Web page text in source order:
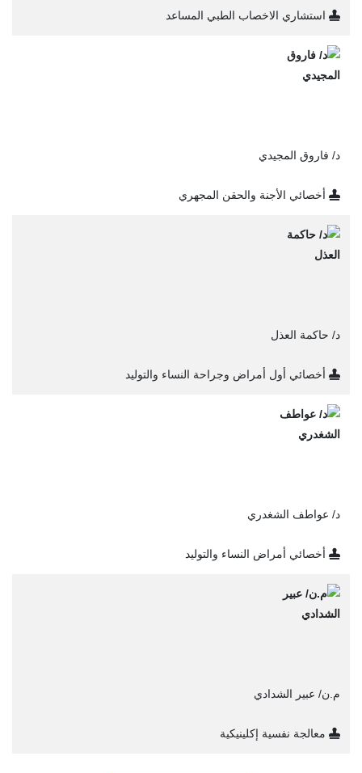
استشاري الاخصاب الطبي المساعد
د/ فاروق المجيدي
أخصائي الأجنة والحقن المجهري
د/ حاكمة العذل
أخصائي أول أمراض وجراحة النساء والتوليد
د/ عواطف الشغدري
أخصائي أمراض النساء والتوليد
م.ن/ عبير الشدادي
معالجة نفسية إكلينيكية